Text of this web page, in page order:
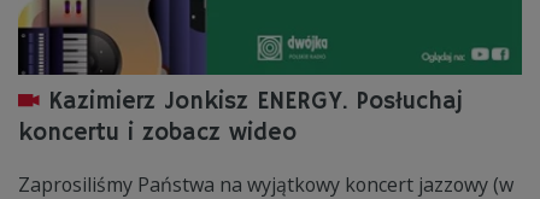
Kazimierz Jonkisz ENERGY. Posłuchaj
koncertu i zobacz wideo
Zaprosiliśmy Państwa na wyjątkowy koncert jazzowy (w